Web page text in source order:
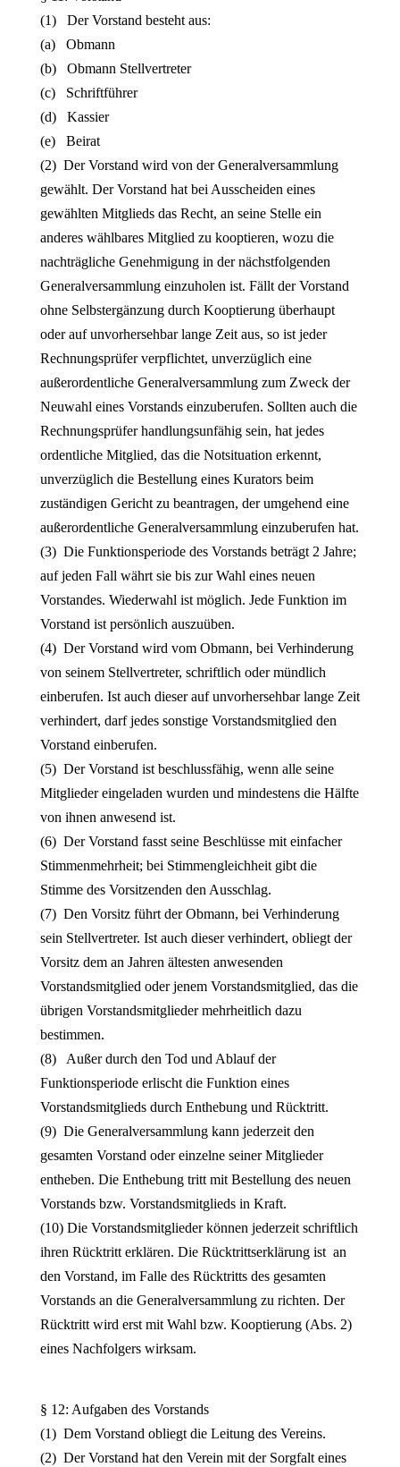
(1) Der Vorstand besteht aus:
(a) Obmann
(b) Obmann Stellvertreter
(c) Schriftführer
(d) Kassier
(e) Beirat
(2) Der Vorstand wird von der Generalversammlung
gewählt. Der Vorstand hat bei Ausscheiden eines
gewählten Mitglieds das Recht, an seine Stelle ein
anderes wählbares Mitglied zu kooptieren, wozu die
nachträgliche Genehmigung in der nächstfolgenden
Generalversammlung einzuholen ist. Fällt der Vorstand
ohne Selbstergänzung durch Kooptierung überhaupt
oder auf unvorhersehbar lange Zeit aus, so ist jeder
Rechnungsprüfer verpflichtet, unverzüglich eine
außerordentliche Generalversammlung zum Zweck der
Neuwahl eines Vorstands einzuberufen. Sollten auch die
Rechnungsprüfer handlungsunfähig sein, hat jedes
ordentliche Mitglied, das die Notsituation erkennt,
unverzüglich die Bestellung eines Kurators beim
zuständigen Gericht zu beantragen, der umgehend eine
außerordentliche Generalversammlung einzuberufen hat.
(3) Die Funktionsperiode des Vorstands beträgt 2 Jahre;
auf jeden Fall währt sie bis zur Wahl eines neuen
Vorstandes. Wiederwahl ist möglich. Jede Funktion im
Vorstand ist persönlich auszuüben.
(4) Der Vorstand wird vom Obmann, bei Verhinderung
von seinem Stellvertreter, schriftlich oder mündlich
einberufen. Ist auch dieser auf unvorhersehbar lange Zeit
verhindert, darf jedes sonstige Vorstandsmitglied den
Vorstand einberufen.
(5) Der Vorstand ist beschlussfähig, wenn alle seine
Mitglieder eingeladen wurden und mindestens die Hälfte
von ihnen anwesend ist.
(6) Der Vorstand fasst seine Beschlüsse mit einfacher
Stimmenmehrheit; bei Stimmengleichheit gibt die
Stimme des Vorsitzenden den Ausschlag.
(7) Den Vorsitz führt der Obmann, bei Verhinderung
sein Stellvertreter. Ist auch dieser verhindert, obliegt der
Vorsitz dem an Jahren ältesten anwesenden
Vorstandsmitglied oder jenem Vorstandsmitglied, das die
übrigen Vorstandsmitglieder mehrheitlich dazu
bestimmen.
(8) Außer durch den Tod und Ablauf der
Funktionsperiode erlischt die Funktion eines
Vorstandsmitglieds durch Enthebung und Rücktritt.
(9) Die Generalversammlung kann jederzeit den
gesamten Vorstand oder einzelne seiner Mitglieder
entheben. Die Enthebung tritt mit Bestellung des neuen
Vorstands bzw. Vorstandsmitglieds in Kraft.
(10) Die Vorstandsmitglieder können jederzeit schriftlich
ihren Rücktritt erklären. Die Rücktrittserklärung ist an
den Vorstand, im Falle des Rücktritts des gesamten
Vorstands an die Generalversammlung zu richten. Der
Rücktritt wird erst mit Wahl bzw. Kooptierung (Abs. 2)
eines Nachfolgers wirksam.
§ 12: Aufgaben des Vorstands
(1) Dem Vorstand obliegt die Leitung des Vereins.
(2) Der Vorstand hat den Verein mit der Sorgfalt eines